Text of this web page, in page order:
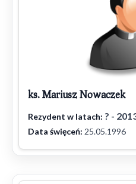
ks. Mariusz Nowaczek
Rezydent w latach: ? -
Data święceń: 25.05.1996